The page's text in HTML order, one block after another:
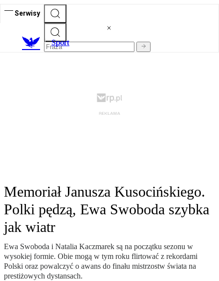
Serwisy
Sport
Memoriał Janusza Kusocińskiego.
Polki pędzą, Ewa Swoboda szybka
jak wiatr
Ewa Swoboda i Natalia Kaczmarek są na początku sezonu w
wysokiej formie. Obie mogą w tym roku flirtować z rekordami
Polski oraz powalczyć o awans do finału mistrzostw świata na
prestiżowych dystansach.